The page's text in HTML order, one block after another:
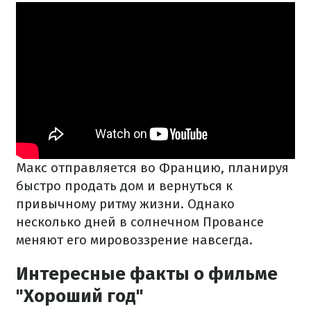
Макс отправляется во Францию, планируя
быстро продать дом и вернуться к
привычному ритму жизни. Однако
несколько дней в солнечном Провансе
меняют его мировоззрение навсегда.
Интересные факты о фильме
"Хороший год"